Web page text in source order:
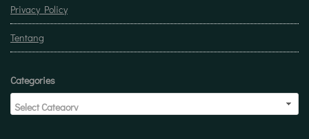
Privacy Policy
Tentang
Categories